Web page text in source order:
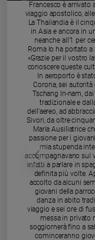
spiritualità
Devozione
Parola
giorno
Santo
giorno
Società
valori
Francesco è arrivato
viaggio apostolico,
La Thailandia è il
in Asia e ancora in
neanche all'1 per
Roma lo ha portato a
«Grazie per il vostro
conoscere queste
In aeroporto è
Corona, sei autorità
Tschang In-nam,
tradizionale e
dell'aereo, ad
Sivori, da oltre
Maria Ausiliatrice
passione per i
mia stupenda
accompagnavano sul
infatti a parlare in
definita più volte.
accolto da alcuni
giovani della
danza in abito
viaggio e sei ore di
messa in privato
soggiornerà fino a
cominceranno